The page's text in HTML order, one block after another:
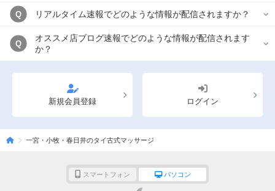
Q リアルタイム速報でどのような情報が配信されますか？
Q
オススメ店ブログ速報でどのような情報が配信されます
か？
新規会員登録 ログイン
一宮・小牧・春日井のタイ古式マッサージ
スマートフォン パソコン